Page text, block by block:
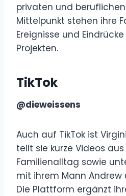
privaten und beruflichen
Mittelpunkt stehen ihre
Ereignisse und
Projekten.
TikTok
@dieweissens
Auch auf TikTok ist
teilt sie kurze Videos
Familienalltag sowie
mit ihrem Mann Andrew
Die Plattform ergänzt